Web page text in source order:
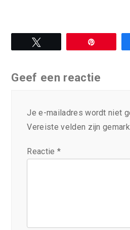
Geef een reactie
Je e-mailadres wordt niet
Vereiste velden zijn
Reactie *